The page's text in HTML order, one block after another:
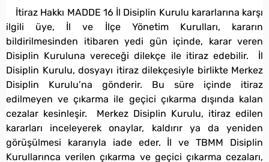
İtiraz Hakkı MADDE 16 İl Disiplin Kurulu kararlarına karşı
ilgili üye, İl ve İlçe Yönetim Kurulları, kararın
bildirilmesinden itibaren yedi gün içinde, karar veren
Disiplin Kuruluna vereceği dilekçe ile itiraz edebilir. İl
Disiplin Kurulu, dosyayı itiraz dilekçesiyle birlikte Merkez
Disiplin Kurulu’na gönderir. Bu süre içinde itiraz
edilmeyen ve çıkarma ile geçici çıkarma dışında kalan
cezalar kesinleşir. Merkez Disiplin Kurulu, itiraz edilen
kararları inceleyerek onaylar, kaldırır ya da yeniden
görüşülmesi kararıyla iade eder. İl ve TBMM Disiplin
Kurullarınca verilen çıkarma ve geçici çıkarma cezaları,